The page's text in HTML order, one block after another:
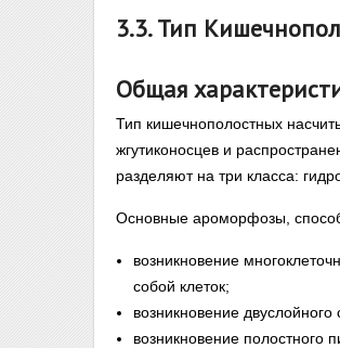
3.3. Тип
Общая
Тип кишечнополостных
жгутиконосцев и
разделяют на три класса:
Основные ароморфозы,
возникновение
собой клеток;
возникновение двуслойного
возникновение полостного